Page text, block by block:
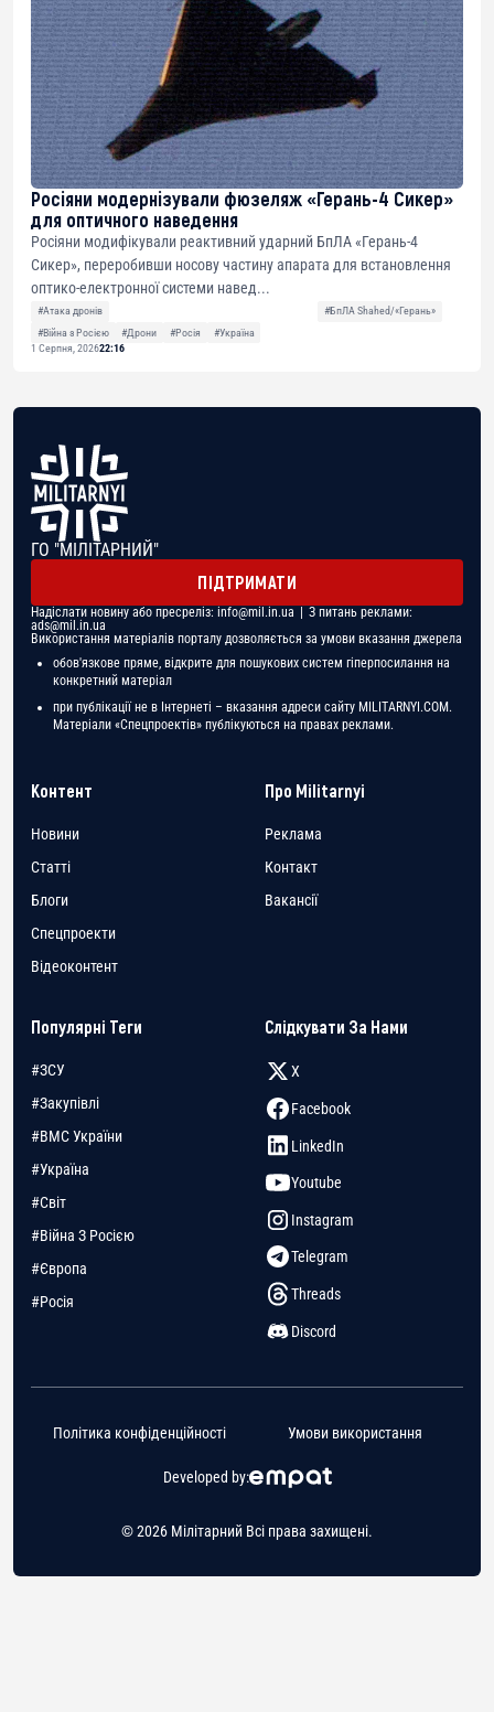
Росіяни модернізували фюзеляж «Герань-4 Сикер»
для оптичного наведення
Росіяни модифікували реактивний ударний БпЛА «Герань-4
Сикер», переробивши носову частину апарата для встановлення
оптико-електронної системи навед...
#Атака дронів
#БпЛА Shahed/«Герань»
#Війна з Росією
#Дрони #Росія
#Україна
1 Серпня, 202622:16
ГО "МІЛІТАРНИЙ"
ПІДТРИМАТИ
Надіслати новину або пресреліз: info@mil.in.ua | З питань реклами:
ads@mil.in.ua
Використання матеріалів порталу дозволяється за умови вказання джерела
обов'язкове пряме, відкрите для пошукових систем гіперпосилання на
конкретний матеріал
при публікації не в Інтернеті – вказання адреси сайту MILITARNYI.COM.
Матеріали «Спецпроектів» публікуються на правах реклами.
Контент
Новини
Статті
Блоги
Спецпроекти
Відеоконтент
Про Militarnyi
Реклама
Контакт
Вакансії
Популярні Теги
#ЗСУ
#Закупівлі
#ВМС України
#Україна
#Світ
#Війна З Росією
#Європа
#Росія
Слідкувати За Нами
X
Facebook
LinkedIn
Youtube
Instagram
Telegram
Threads
Discord
© 2026 Мілітарний Всі права захищені.
Developed by:
Політика конфіденційності Умови використання